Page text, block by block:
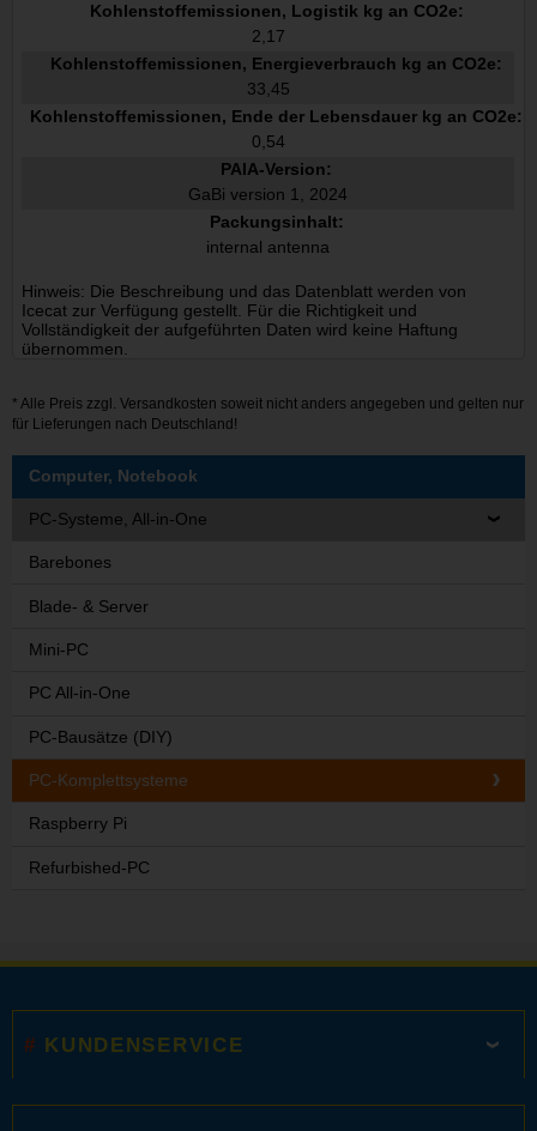
Kohlenstoffemissionen, Logistik kg an CO2e:
2,17
Kohlenstoffemissionen, Energieverbrauch kg an CO2e:
33,45
Kohlenstoffemissionen, Ende der Lebensdauer kg an CO2e:
0,54
PAIA-Version:
GaBi version 1, 2024
Packungsinhalt:
internal antenna
Hinweis: Die Beschreibung und das Datenblatt werden von
Icecat zur Verfügung gestellt. Für die Richtigkeit und
Vollständigkeit der aufgeführten Daten wird keine Haftung
übernommen.
* Alle Preis zzgl. Versandkosten soweit nicht anders angegeben und gelten nur
für Lieferungen nach Deutschland!
Computer, Notebook
PC-Systeme, All-in-One
Barebones
Blade- & Server
Mini-PC
PC All-in-One
PC-Bausätze (DIY)
PC-Komplettsysteme
Raspberry Pi
Refurbished-PC
KUNDENSERVICE